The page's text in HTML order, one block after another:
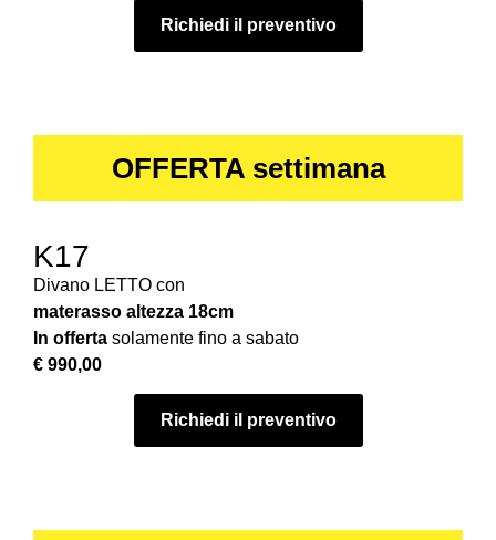
Richiedi il preventivo
OFFERTA settimana
K17
Divano LETTO con
materasso altezza 18cm
In offerta solamente fino a sabato
€ 990,00
Richiedi il preventivo